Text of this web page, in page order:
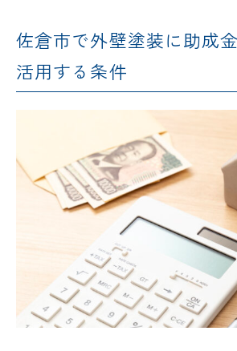
佐倉市で外壁塗装に助成
活用する条件